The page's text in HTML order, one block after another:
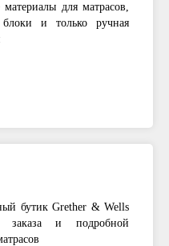
для матрасов,
и только ручная
бутик Grether & Wells
заказа и подробной